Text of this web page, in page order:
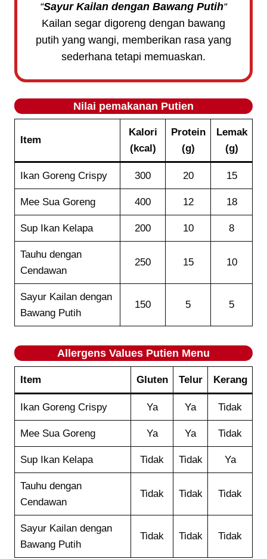
“Sayur Kailan dengan Bawang Putih“
Kailan segar digoreng dengan bawang
putih yang wangi, memberikan rasa yang
sederhana tetapi memuaskan.
Nilai pemakanan Putien
Item
Kalori
(kcal)
Protein
(g)
Lemak
(g)
Ikan Goreng Crispy 300 20 15
Mee Sua Goreng 400 12 18
Sup Ikan Kelapa 200 10 8
Tauhu dengan
Cendawan
250 15 10
Sayur Kailan dengan
Bawang Putih
150 5 5
Allergens Values Putien Menu
Item Gluten Telur Kerang
Ikan Goreng Crispy Ya Ya Tidak
Mee Sua Goreng Ya Ya Tidak
Sup Ikan Kelapa Tidak Tidak Ya
Tauhu dengan
Cendawan
Tidak Tidak Tidak
Sayur Kailan dengan
Bawang Putih
Tidak Tidak Tidak